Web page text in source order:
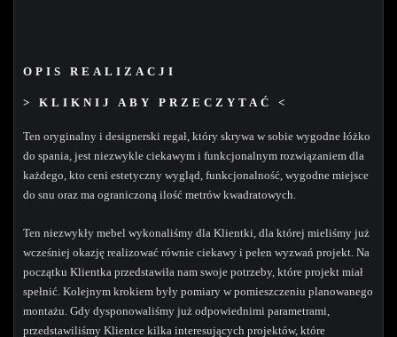
OPIS REALIZACJI
> KLIKNIJ ABY PRZECZYTAĆ <
Ten oryginalny i designerski regał, który skrywa w sobie wygodne łóżko
do spania, jest niezwykle ciekawym i funkcjonalnym rozwiązaniem dla
każdego, kto ceni estetyczny wygląd, funkcjonalność, wygodne miejsce
do snu oraz ma ograniczoną ilość metrów kwadratowych.
Ten niezwykły mebel wykonaliśmy dla Klientki, dla której mieliśmy już
wcześniej okazję realizować równie ciekawy i pełen wyzwań projekt. Na
początku Klientka przedstawiła nam swoje potrzeby, które projekt miał
spełnić. Kolejnym krokiem były pomiary w pomieszczeniu planowanego
montażu. Gdy dysponowaliśmy już odpowiednimi parametrami,
przedstawiliśmy Klientce kilka interesujących projektów, które